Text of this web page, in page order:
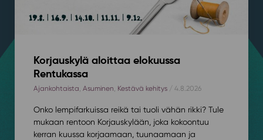
Korjauskylä aloittaa elokuussa
Rentukassa
Ajankohtaista, Asuminen, Kestävä kehitys/ 4.8.2026
Onko lempifarkuissa reikä tai tuoli vähän rikki? Tule
mukaan rentoon Korjauskylään, joka kokoontuu
kerran kuussa korjaamaan, tuunaamaan ja